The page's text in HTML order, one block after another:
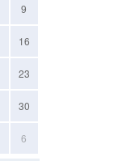
9
16
23
30
6